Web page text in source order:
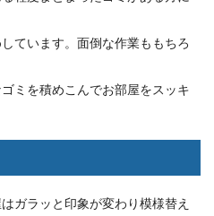
ています。面倒な作業ももちろ
ミを積めこんでお部屋をスッキ
ガラッと印象が変わり模様替え